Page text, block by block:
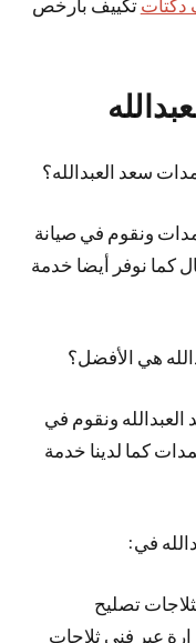
سعد العبدالله؟
ونقوم في صيانة
كما نوفر أيضا خدمة
هي الأفضل؟
ونقوم في
كما لدينا خدمة
في:
تصليح
عبر فني ثلاجات